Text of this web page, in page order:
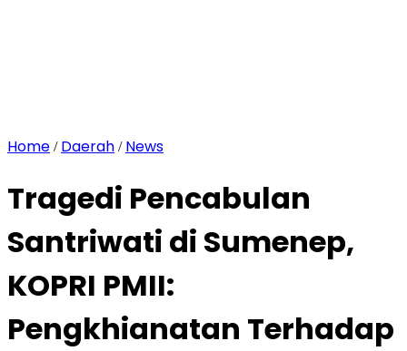
Home / Daerah / News
Tragedi Pencabulan
Santriwati di Sumenep,
KOPRI PMII:
Pengkhianatan Terhadap